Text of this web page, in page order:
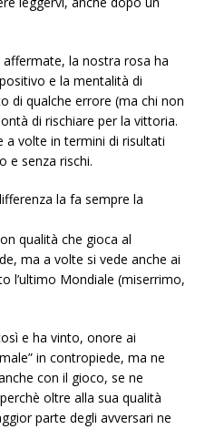
la nostra rosa ha
e la mentalità di
di qualche errore (ma chi non
di rischiare per la vittoria.
a volte in termini di risultati
e senza rischi.
la fa sempre la
qualità che gioca al
ma a volte si vede anche ai
l’ultimo Mondiale (miserrimo,
e ha vinto, onore ai
in contropiede, ma ne
con il gioco, se ne
oltre alla sua qualità
parte degli avversari ne